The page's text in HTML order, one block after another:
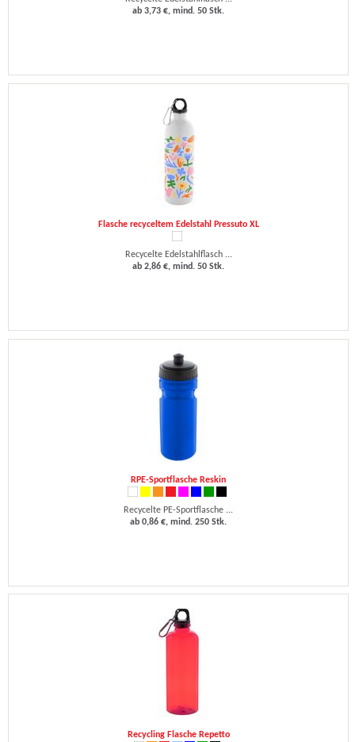
ab 3,73 €, mind. 50 Stk.
Flasche recyceltem Edelstahl Pressuto XL
Recycelte Edelstahlflasch ...
ab 2,86 €, mind. 50 Stk.
RPE-Sportflasche Reskin
Recycelte PE-Sportflasche ...
ab 0,86 €, mind. 250 Stk.
Recycling Flasche Repetto